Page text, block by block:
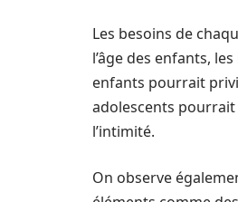
Les besoins de
l’âge des enfants,
enfants pourrait
adolescents
l’intimité.
On observe